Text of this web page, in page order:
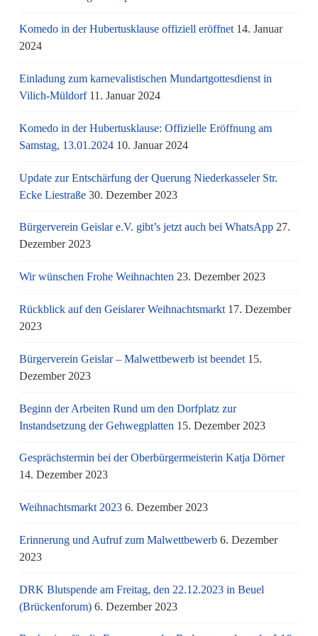
Komedo in der Hubertusklause offiziell eröffnet 14. Januar
2024
Einladung zum karnevalistischen Mundartgottesdienst in
Vilich-Müldorf 11. Januar 2024
Komedo in der Hubertusklause: Offizielle Eröffnung am
Samstag, 13.01.2024 10. Januar 2024
Update zur Entschärfung der Querung Niederkasseler Str.
Ecke Liestraße 30. Dezember 2023
Bürgerverein Geislar e.V. gibt’s jetzt auch bei WhatsApp 27.
Dezember 2023
Wir wünschen Frohe Weihnachten 23. Dezember 2023
Rückblick auf den Geislarer Weihnachtsmarkt 17. Dezember
2023
Bürgerverein Geislar – Malwettbewerb ist beendet 15.
Dezember 2023
Beginn der Arbeiten Rund um den Dorfplatz zur
Instandsetzung der Gehwegplatten 15. Dezember 2023
Gesprächstermin bei der Oberbürgermeisterin Katja Dörner
14. Dezember 2023
Weihnachtsmarkt 2023 6. Dezember 2023
Erinnerung und Aufruf zum Malwettbewerb 6. Dezember
2023
DRK Blutspende am Freitag, den 22.12.2023 in Beuel
(Brückenforum) 6. Dezember 2023